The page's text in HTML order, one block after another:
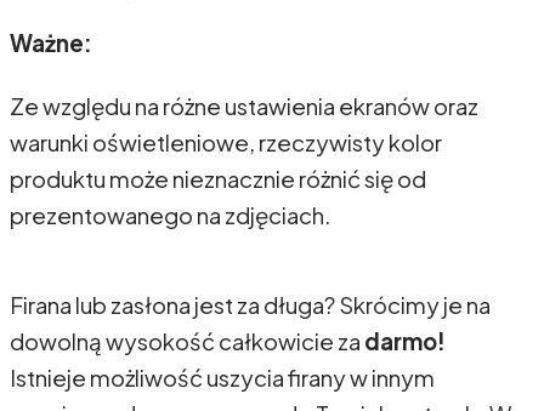
Ważne:
Ze względu na różne ustawienia ekranów oraz
warunki oświetleniowe, rzeczywisty kolor
produktu może nieznacznie różnić się od
prezentowanego na zdjęciach.
Firana lub zasłona jest za długa? Skrócimy je na
dowolną wysokość całkowicie za darmo!
Istnieje możliwość uszycia firany w innym